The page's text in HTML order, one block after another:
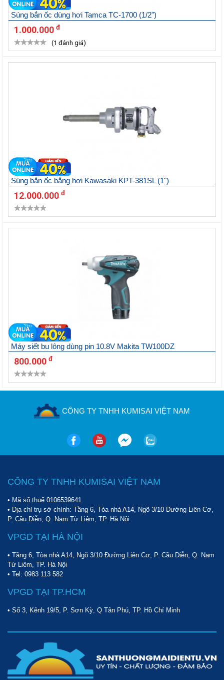
Súng bắn ốc dùng hơi Tamca TC-1700 (1/2")
1.000.000 đ
(1 đánh giá)
Súng bắn ốc bằng hơi Kawasaki KPT-381SL (1")
12.000.000 đ
Máy siết bu lông dùng pin 10.8V Makita TW100DZ
800.000 đ
CÔNG TY TNHH KUMISAI VIỆT NAM
CÔNG TY TNHH KUMISAI VIỆT NAM
• Mã số thuế 0106539641
• Địa chỉ trụ sở chính: Tầng 6, Tòa nhà A14, Ngõ 3/10 Đường Liên Cơ,
P. Cầu Diễn, Q. Nam Từ Liêm, TP. Hà Nội
VPGD TẠI HÀ NỘI
• Tầng 6, Tòa nhà A14, Ngõ 3/10 Đường Liên Cơ, P. Cầu Diễn, Q. Nam
Từ Liêm, TP. Hà Nội
• Tel: 0983 113 582
VPGD TẠI TP.HCM
• Số 3, Kênh 19/5, P. Sơn Kỳ, Q Tân Phú, TP. Hồ Chí Minh